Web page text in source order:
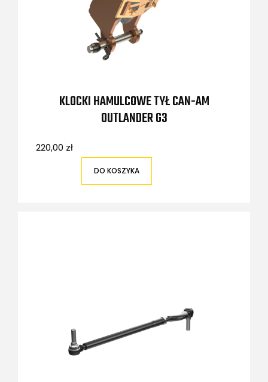
KLOCKI HAMULCOWE TYŁ CAN-AM
OUTLANDER G3
220,00 zł
DO KOSZYKA